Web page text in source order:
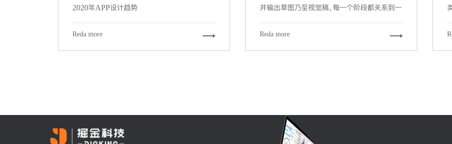
2020年APP设计趋势
Reda more
并输出草图乃至视觉稿，每一个阶段都关系到一
设计师密切相关的两个阶段，也是最大程度占据
Reda more